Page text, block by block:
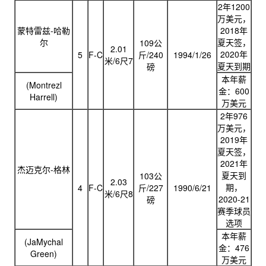
蒙特雷兹-哈勒
尔
5 F-C
2.01
米/6尺7
109公
斤/240
磅
1994/1/26
2年1200
万美元，
2018年
夏天签，
2020年
夏天到期
(Montrezl
Harrell)
本年薪
金：600
万美元
杰迈克尔-格林
4 F-C
2.03
米/6尺8
103公
斤/227
磅
1990/6/21
2年976
万美元，
2019年
夏天签，
2021年
夏天到
期，
2020-21
赛季球员
选项​
(JaMychal
Green)
本年薪
金：476
万美元